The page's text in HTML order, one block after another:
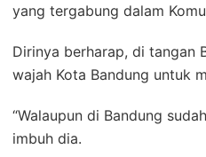
yang tergabung dalam
Dirinya berharap, di tangan
wajah Kota Bandung untuk
“Walaupun di Bandung
imbuh dia.